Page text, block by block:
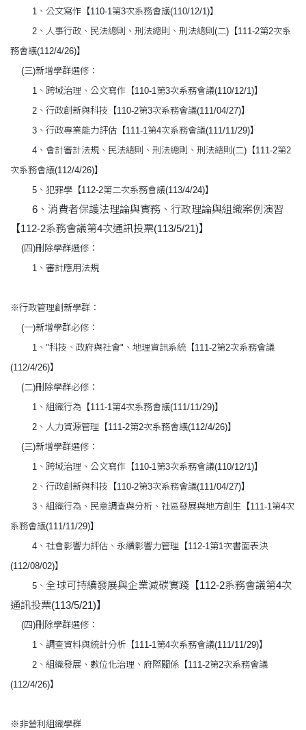
1、公文寫作【110-1第3次系務會議(110/12/1)】
2、人事行政、民法總則、刑法總則、刑法總則(二)【111-2第2次系
務會議(112/4/26)】
(三)新增學群選修：
1、跨域治理、公文寫作【110-1第3次系務會議(110/12/1)】
2、行政創新與科技【110-2第3次系務會議(111/04/27)】
3、行政專業能力評估【111-1第4次系務會議(111/11/29)】
4、會計審計法規、民法總則、刑法總則、刑法總則(二)【111-2第2
次系務會議(112/4/26)】
5、犯罪學【112-2第二次系務會議(113/4/24)】
6、消費者保護法理論與實務、行政理論與組織案例演習
【112-2系務會議第4次通訊投票(113/5/21)】
(四)刪除學群選修：
1、審計應用法規
※行政管理創新學群：
(一)新增學群必修：
1、"科技、政府與社會"、地理資訊系統【111-2第2次系務會議
(112/4/26)】
(二)刪除學群必修：
1、組織行為【111-1第4次系務會議(111/11/29)】
2、人力資源管理【111-2第2次系務會議(112/4/26)】
(三)新增學群選修：
1、跨域治理、公文寫作【110-1第3次系務會議(110/12/1)】
2、行政創新與科技【110-2第3次系務會議(111/04/27)】
3、組織行為、民意調查與分析、社區發展與地方創生【111-1第4次
系務會議(111/11/29)】
4、社會影響力評估、永續影響力管理【112-1第1次書面表決
(112/08/02)】
5、 全球可持續發展與企業減碳實踐【112-2系務會議第4次
通訊投票(113/5/21)】
(四)刪除學群選修：
1、調查資料與統計分析【111-1第4次系務會議(111/11/29)】
2、組織發展、數位化治理、府際關係【111-2第2次系務會議
(112/4/26)】
※非營利組織學群